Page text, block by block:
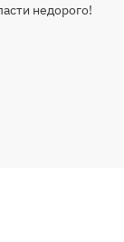
недорого!